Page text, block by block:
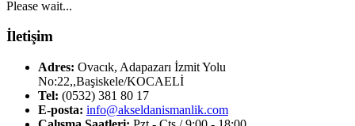
Please wait...
İletişim
Adres: Ovacık, Adapazarı İzmit Yolu
No:22,,Başiskele/KOCAELİ
Tel: (0532) 381 80 17
E-posta: info@akseldanismanlik.com